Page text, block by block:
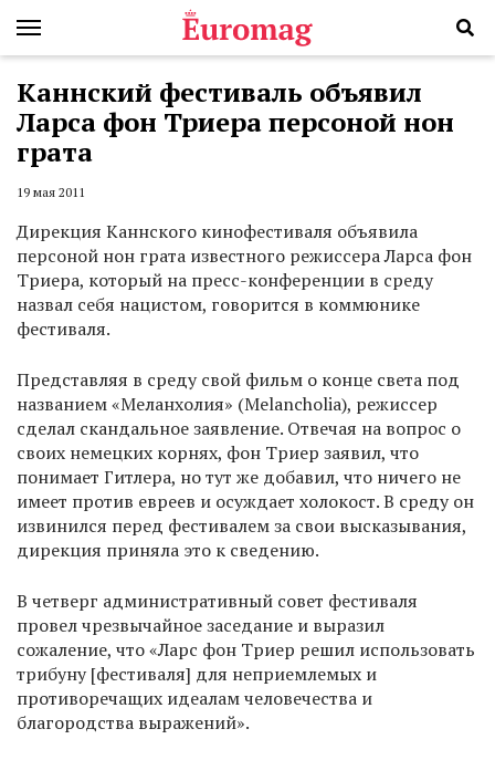
Каннский фестиваль объявил
Ларса фон Триера персоной нон
грата
19 мая 2011
Дирекция Каннского кинофестиваля объявила
персоной нон грата известного режиссера Ларса фон
Триера, который на пресс-конференции в среду
назвал себя нацистом, говорится в коммюнике
фестиваля.
Представляя в среду свой фильм о конце света под
названием «Меланхолия» (Melancholia), режиссер
сделал скандальное заявление. Отвечая на вопрос о
своих немецких корнях, фон Триер заявил, что
понимает Гитлера, но тут же добавил, что ничего не
имеет против евреев и осуждает холокост. В среду он
извинился перед фестивалем за свои высказывания,
дирекция приняла это к сведению.
В четверг административный совет фестиваля
провел чрезвычайное заседание и выразил
сожаление, что «Ларс фон Триер решил использовать
трибуну [фестиваля] для неприемлемых и
противоречащих идеалам человечества и
благородства выражений».